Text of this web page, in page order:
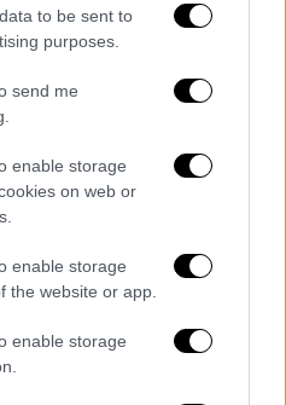
to be sent to
purposes.
send me
enable storage
on web or
enable storage
the website or app.
enable storage
λίγο πριν τα
μέχρι τη
θα πάρει τον δρόμο
σε βάρος του
στο OPEN, το